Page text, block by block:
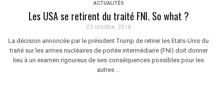
ACTUALITÉS
Les USA se retirent du traité FNI. So what ?
23 octobre, 2018
La décision annoncée par le président Trump de retirer les Etats-Unis du
traité sur les armes nucléaires de portée intermédiaire (FNI) doit donner
lieu à un examen rigoureux de ses conséquences possibles pour les
autres ...